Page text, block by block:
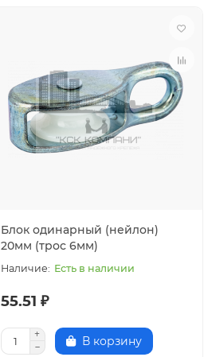
Блок одинарный (нейлон)
20мм (трос 6мм)
Есть в наличии
55.51 ₽
В корзину